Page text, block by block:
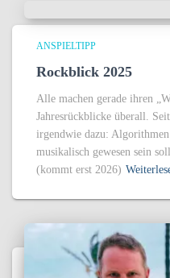
ANSPIELTIPP
Rockblick 2025
Alle machen gerade ihren
Jahresrückblicke überall.
irgendwie dazu:
musikalisch gewesen sein
(kommt erst 2026)